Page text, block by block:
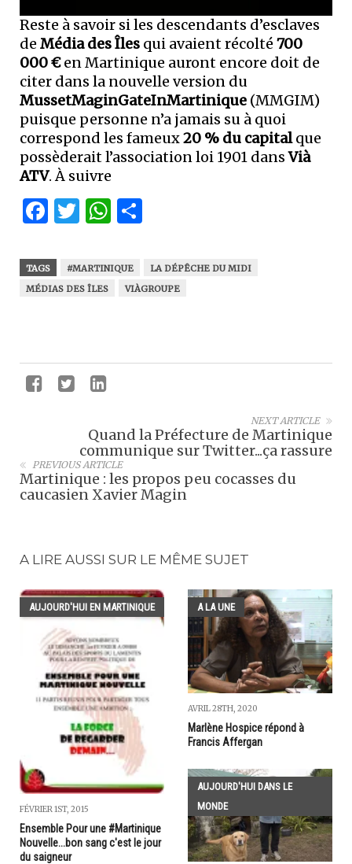
Reste à savoir si les descendants d’esclaves
de Média des Îles qui avaient récolté 700
000 €en Martinique auront encore doit de
citer dans la nouvelle version du
MussetMaginGateInMartinique (MMGIM)
puisque personne n’a jamais su à quoi
correspond les fameux20 % du capitalque
possèderait l’association loi 1901 dansVià
ATV. À suivre
Facebook
Twitter
WhatsApp
TAGS #MARTINIQUE
LA DÉPÊCHE DU MIDI
MÉDIAS DES ÎLES
VIÀGROUPE
NEXT ARTICLE
Quand la Préfecture de Martinique
communique sur Twitter...ça rassure
PREVIOUS ARTICLE
Martinique : les propos peu cocasses du
caucasien Xavier Magin
A LIRE AUSSI SUR LE MÊME SUJET
AUJOURD'HUI EN MARTINIQUE
FÉVRIER 1ST, 2015
Ensemble Pour une #Martinique
Nouvelle...bon sang c'est le jour
du saigneur
A LA UNE
AVRIL 28TH, 2020
Marlène Hospice répond à
Francis Affergan
AUJOURD'HUI DANS LE
MONDE